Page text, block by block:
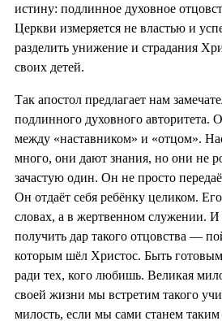
истину: подлинное духовное
Церкви измеряется не властью и
разделить унижение и страдания
своих детей.
Так апостол предлагает нам
подлинного духовного авторитета.
между «наставником» и «отцом».
много, они дают знания, но они не
зачастую один. Он не просто
Он отдаёт себя ребёнку целиком.
словах, а в жертвенном служении.
получить дар такого отцовства —
которым шёл Христос. Быть
ради тех, кого любишь. Великая
своей жизни мы встретим такого
милость, если мы сами станем